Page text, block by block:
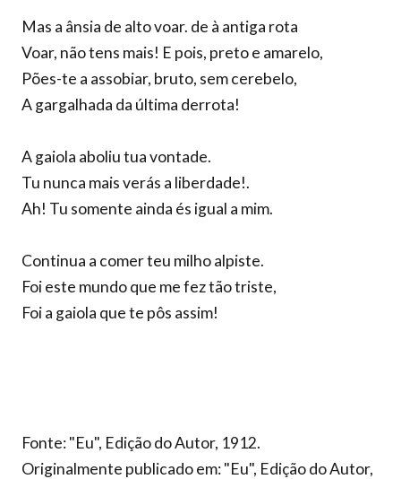
Mas a ânsia de alto voar. de à antiga rota
Voar, não tens mais! E pois, preto e amarelo,
Pões-te a assobiar, bruto, sem cerebelo,
A gargalhada da última derrota!
A gaiola aboliu tua vontade.
Tu nunca mais verás a liberdade!.
Ah! Tu somente ainda és igual a mim.
Continua a comer teu milho alpiste.
Foi este mundo que me fez tão triste,
Foi a gaiola que te pôs assim!
Fonte: "Eu", Edição do Autor, 1912.
Originalmente publicado em: "Eu", Edição do Autor,